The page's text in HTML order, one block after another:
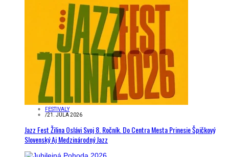
FESTIVALY
/21. JÚLA 2026
Jazz Fest Žilina Oslávi Svoj 8. Ročník. Do Centra Mesta Prinesie Špičkový
Slovenský Aj Medzinárodný Jazz